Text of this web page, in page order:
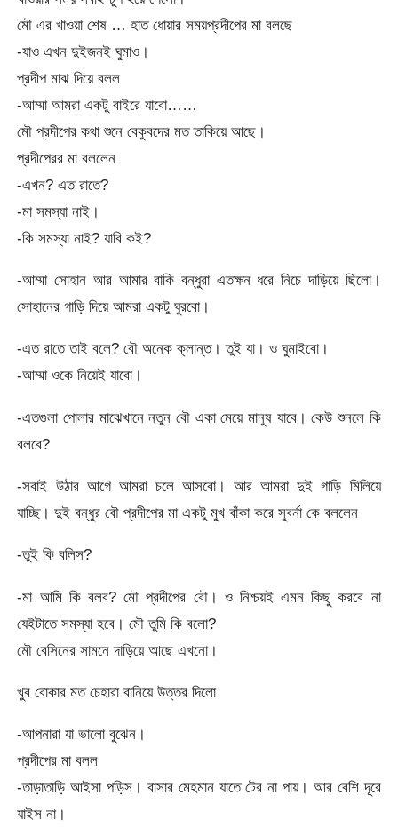
মৌ এর খাওয়া শেষ … হাত ধোয়ার সময়প্রদীপের মা বলছে
-যাও এখন দুইজনই ঘুমাও।
প্রদীপ মাঝ দিয়ে বলল
-আম্মা আমরা একটু বাইরে যাবো……
মৌ প্রদীপের কথা শুনে বেকুবদের মত তাকিয়ে আছে।
প্রদীপেরর মা বললেন
-এখন? এত রাতে?
-মা সমস্যা নাই।
-কি সমস্যা নাই? যাবি কই?
-আম্মা সোহান আর আমার বাকি বন্ধুরা এতক্ষন ধরে নিচে দাড়িয়ে ছিলো।
সোহানের গাড়ি দিয়ে আমরা একটু ঘুরবো।
-এত রাতে তাই বলে? বৌ অনেক ক্লান্ত। তুই যা। ও ঘুমাইবো।
-আম্মা ওকে নিয়েই যাবো।
-এতগুলা পোলার মাঝেখানে নতুন বৌ একা মেয়ে মানুষ যাবে। কেউ শুনলে কি
বলবে?
-সবাই উঠার আগে আমরা চলে আসবো। আর আমরা দুই গাড়ি মিলিয়ে
যাচ্ছি। দুই বন্ধুর বৌ প্রদীপের মা একটু মুখ বাঁকা করে সুবর্না কে বললেন
-তুই কি বলিস?
-মা আমি কি বলব? মৌ প্রদীপের বৌ। ও নিশ্চয়ই এমন কিছু করবে না
যেইটাতে সমস্যা হবে। মৌ তুমি কি বলো?
মৌ বেসিনের সামনে দাড়িয়ে আছে এখনো।
খুব বোকার মত চেহারা বানিয়ে উত্তর দিলো
-আপনারা যা ভালো বুঝেন।
প্রদীপের মা বলল
-তাড়াতাড়ি আইসা পড়িস। বাসার মেহমান যাতে টের না পায়। আর বেশি দূরে
যাইস না।